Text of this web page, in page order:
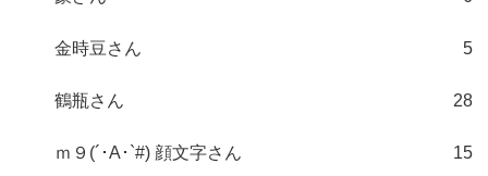
金時豆さん 5
鶴瓶さん 28
ｍ９(´･A･`#) 顔文字さん 15